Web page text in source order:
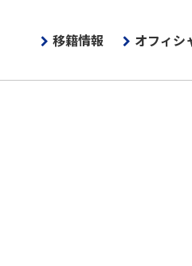
移籍情報 オフィシ